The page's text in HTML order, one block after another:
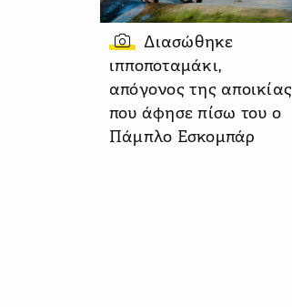
Διασώθηκε
ιπποποταμάκι,
απόγονος της αποικίας
που άφησε πίσω του ο
Πάμπλο Εσκομπάρ